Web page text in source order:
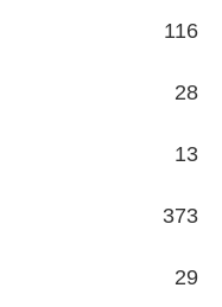
116
28
13
373
29